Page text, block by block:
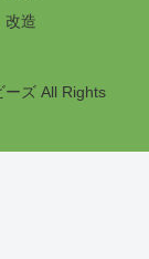
改造
ズ All Rights